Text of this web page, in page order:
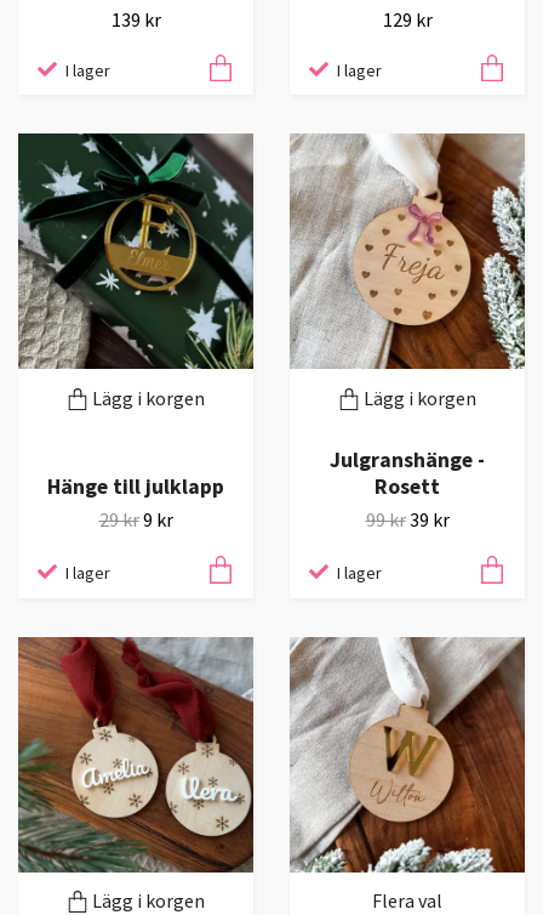
139 kr
I lager
129 kr
I lager
Lägg i korgen
Hänge till julklapp
29 kr9 kr
I lager
Lägg i korgen
Julgranshänge -
Rosett
99 kr39 kr
I lager
Lägg i korgen Flera val